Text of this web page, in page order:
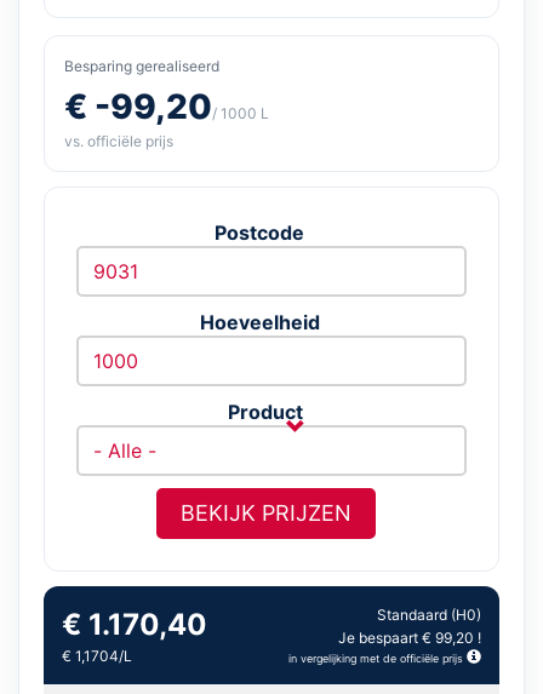
Besparing gerealiseerd
€ -99,20/ 1000 L
vs. officiële prijs
Postcode
Hoeveelheid
Product
BEKIJK PRIJZEN
€ 1.170,40
€ 1,1704/L
Standaard (H0)
Je bespaart € 99,20 !
in vergelijking met de officiële prijs